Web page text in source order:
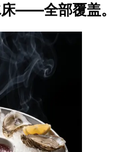
——全部覆盖。